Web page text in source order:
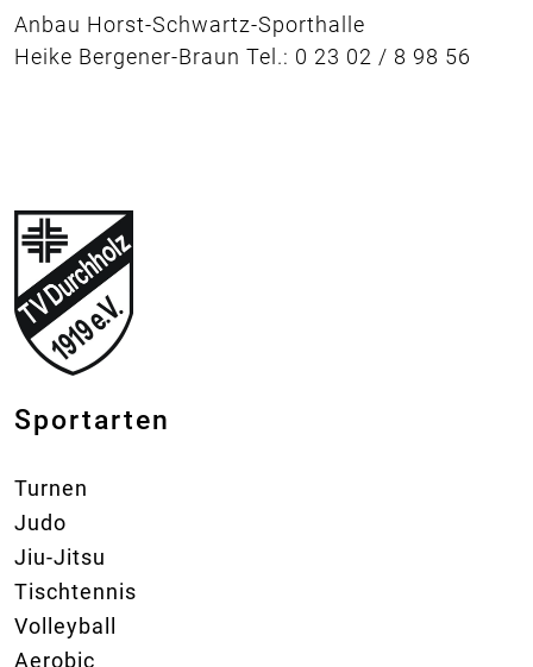
Anbau Horst-Schwartz-Sporthalle
Heike Bergener-Braun Tel.: 0 23 02 / 8 98 56
Sportarten
Turnen
Judo
Jiu-Jitsu
Tischtennis
Volleyball
Aerobic